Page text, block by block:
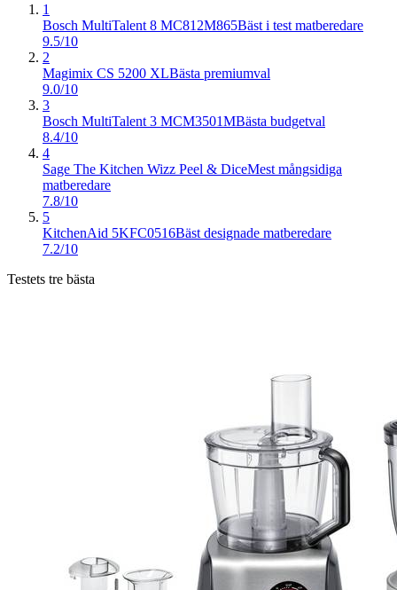
1
Bosch MultiTalent 8 MC812M865Bäst i test matberedare
9.5/10
2
Magimix CS 5200 XLBästa premiumval
9.0/10
3
Bosch MultiTalent 3 MCM3501MBästa budgetval
8.4/10
4
Sage The Kitchen Wizz Peel & DiceMest mångsidiga
matberedare
7.8/10
5
KitchenAid 5KFC0516Bäst designade matberedare
7.2/10
Testets tre bästa